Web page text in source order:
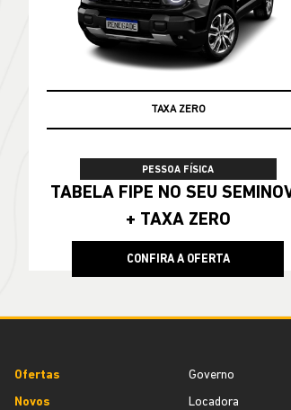
PESSOA FÍSICA
TABELA FIPE NO SEU SEMINOVO
+ TAXA ZERO
CONFIRA A OFERTA
Ofertas
Novos
Governo
Locadora